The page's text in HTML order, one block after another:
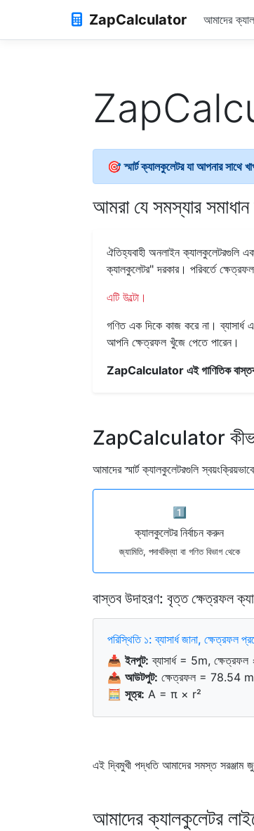
ZapCalculator আমাদের
🎯 স্মার্ট ক্যালকুলেটর যা আপনার সাথে
আমরা যে সমস্যার সমাধান
ঐতিহ্যবাহী অনলাইন ক্যালকুলেটরগুলি
ক্যালকুলেটর" দরকার। পরিবর্তে
এটি উল্টো।
গণিত এক দিকে কাজ করে না।
আপনি ক্ষেত্রফল খুঁজে পেতে পারেন।
ZapCalculator এই গাণিতিক
ZapCalculator
আমাদের স্মার্ট ক্যালকুলেটরগুলি
1️⃣
ক্যালকুলেটর নির্বাচন করুন
জ্যামিতি, পদার্থবিদ্যা বা গণিত বিভাগ থেকে
বাস্তব উদাহরণ: বৃত্ত ক্ষেত্রফল
পরিস্থিতি ১: ব্যাসার্ধ জানা, ক্ষেত্রফল
📥ইনপুট: ব্যাসার্ধ = 5m, ক্ষেত্রফল
📤 আউটপুট: ক্ষেত্রফল = 78.54
🧮 সূত্র: A = π × r²
এই দ্বিমুখী পদ্ধতি আমাদের সমস্ত সরঞ্জাম
আমাদের ক্যালকুলেটর